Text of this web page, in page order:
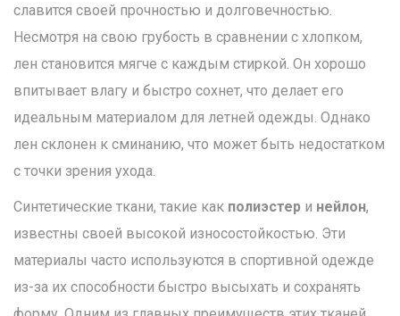
славится своей прочностью и долговечностью.
Несмотря на свою грубость в сравнении с хлопком,
лен становится мягче с каждым стиркой. Он хорошо
впитывает влагу и быстро сохнет, что делает его
идеальным материалом для летней одежды. Однако
лен склонен к сминанию, что может быть недостатком
с точки зрения ухода.
Синтетические ткани, такие как полиэстер и нейлон,
известны своей высокой износостойкостью. Эти
материалы часто используются в спортивной одежде
из-за их способности быстро высыхать и сохранять